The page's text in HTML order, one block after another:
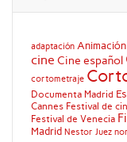
adaptación Animación
cine Cine español
cortometraje
Documenta Madrid
Cannes Festival de
Festival de Venecia
Madrid Nestor Juez